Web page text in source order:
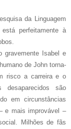
da Linguagem
perfeitamente à
gravemente Isabel e
de John torna-
risco a carreira e o
são
em circunstâncias
e mais improvável –
Milhões de fãs